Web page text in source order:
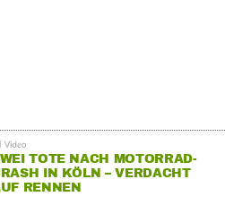
TOTE NACH MOTORRAD-
IN KÖLN – VERDACHT
RENNEN